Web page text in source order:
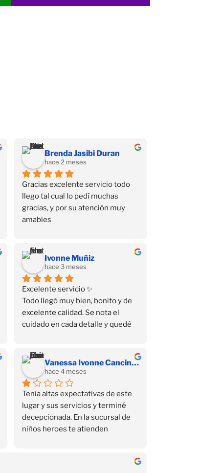
Brenda Jasibi Duran
hace 2 meses
Gracias excelente servicio todo
llego tal cual lo pedí muchas
gracias, y por su atención muy
amables
Ivonne Muñiz
hace 3 meses
Excelente servicio ✨
Todo llegó muy bien, bonito y de
excelente calidad. Se nota el
cuidado en cada detalle y quedé
Vanessa Ivonne Cancino Juárez
hace 4 meses
Tenía altas expectativas de este
lugar y sus servicios y terminé
decepcionada. En la sucursal de
niños heroes te atienden